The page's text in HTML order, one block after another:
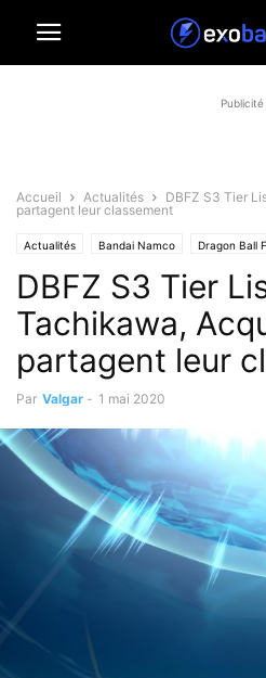
Publicité
Accueil Actualités
DBFZ S3 Tier
partagent leur classement
Actualités Bandai Namco Dragon Ball
DBFZ S3 Tier
Tachikawa,
partagent leur
Par Valgar - 1 mai 2020